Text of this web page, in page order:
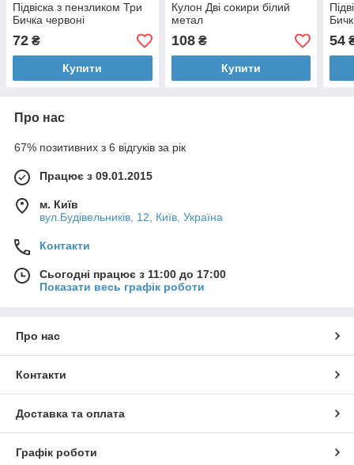
Підвіска з пензликом Три
Бичка червоні
72 ₴
Купити
Кулон Дві сокири білий
метал
108₴
Купити
54
Про нас
67% позитивних з 6 відгуків за рік
Працює з 09.01.2015
м. Київ
вул.Будівельників, 12, Київ, Україна
Контакти
Сьогодні працює з 11:00 до 17:00
Показати весь графік роботи
Про нас
Контакти
Доставка та оплата
Графік роботи